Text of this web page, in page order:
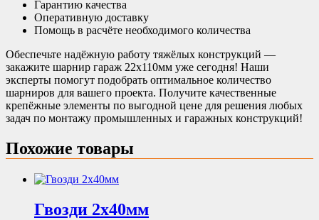
Гарантию качества
Оперативную доставку
Помощь в расчёте необходимого количества
Обеспечьте надёжную работу тяжёлых конструкций —
закажите шарнир гараж 22х110мм уже сегодня! Наши
эксперты помогут подобрать оптимальное количество
шарниров для вашего проекта. Получите качественные
крепёжные элементы по выгодной цене для решения любых
задач по монтажу промышленных и гаражных конструкций!
Похожие товары
Гвозди 2х40мм